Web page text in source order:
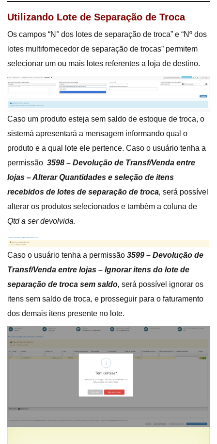
Utilizando Lote de Separação de Troca
Os campos “Ṇ° dos lotes de separação de troca” e “Nº dos
lotes multifornecedor de separação de trocas” permitem
selecionar um ou mais lotes referentes a loja de destino.
Caso um produto esteja sem saldo de estoque de troca, o
sistemá apresentará a mensagem informando qual o
produto e a qual lote ele pertence. Caso o usuário tenha a
permissão 3598 – Devolução de Transf/Venda entre
lojas – Alterar Quantidades e seleção de itens
recebidos de lotes de separação de troca, será possível
alterar os produtos selecionados e também a coluna de
Qtd a ser devolvida.
Caso o usuário tenha a permissão 3599 – Devolução de
Transf/Venda entre lojas – Ignorar itens do lote de
separação de troca sem saldo, será possível ignorar os
itens sem saldo de troca, e prosseguir para o faturamento
dos demais itens presente no lote.